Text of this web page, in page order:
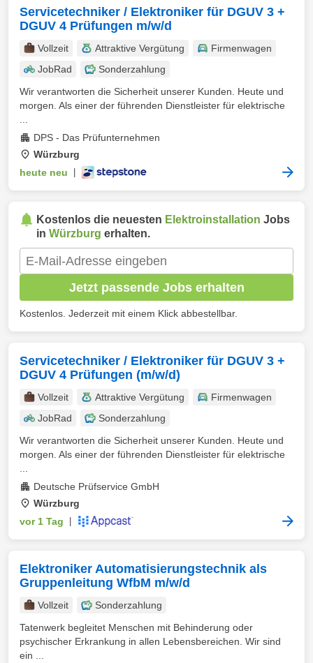
Servicetechniker / Elektroniker für DGUV 3 +
DGUV 4 Prüfungen m/w/d
Vollzeit Attraktive Vergütung
Firmenwagen
JobRad
Sonderzahlung
Wir verantworten die Sicherheit unserer Kunden. Heute und
morgen. Als einer der führenden Dienstleister für elektrische
DPS - Das Prüfunternehmen
Würzburg
heute neu
Kostenlos die neuesten Elektroinstallation Jobs
in Würzburg erhalten.
Jetzt passende Jobs erhalten
Kostenlos. Jederzeit mit einem Klick abbestellbar.
Servicetechniker / Elektroniker für DGUV 3 +
DGUV 4 Prüfungen (m/w/d)
Vollzeit Attraktive Vergütung
Firmenwagen
JobRad
Sonderzahlung
Wir verantworten die Sicherheit unserer Kunden. Heute und
morgen. Als einer der führenden Dienstleister für elektrische
Deutsche Prüfservice GmbH
Würzburg
vor 1 Tag
Elektroniker Automatisierungstechnik als
Gruppenleitung WfbM m/w/d
Vollzeit
Sonderzahlung
Tatenwerk begleitet Menschen mit Behinderung oder
psychischer Erkrankung in allen Lebensbereichen. Wir sind
ein ...